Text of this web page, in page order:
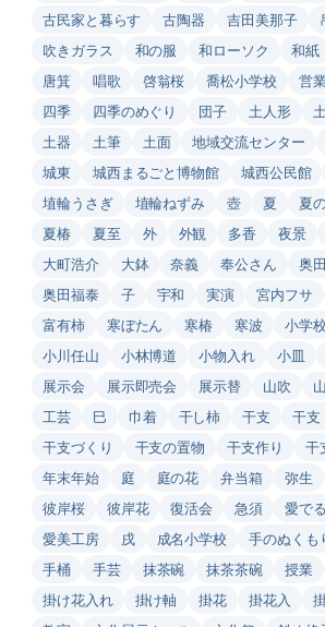
古民家と暮らす
古陶器 吉田美那子
吹きガラス
和の服 和ローソク 和紙
唐箕
唱歌 啓翁桜 喬松小学校 営業
四季
四季のめぐり 団子 土人形
土器
土筆 土面 地域交流センター
城東
城西まるごと博物館 城西公民館
埴輪うさぎ
埴輪ねずみ 壺 夏 夏
夏椿
夏至 外 外観 多香 夜景
大町浩介
大鉢 奈義 奉公さん 奥田
奥田福泰
子 宇和 実演 宮内フサ
富有柿
寒ぼたん 寒椿 寒波 小学校
小川任山
小林博道 小物入れ 小皿
展示会
展示即売会 展示替 山吹
工芸
巳 巾着 干し柿 干支
干支
干支づくり
干支の置物 干支作り 干
年末年始
庭 庭の花 弁当箱 弥生
彼岸桜
彼岸花 復活会 急須 愛でる
愛美工房
戌 成名小学校 手のぬくも
手桶
手芸 抹茶碗 抹茶茶碗 授業
掛け花入れ
掛け軸 掛花 掛花入